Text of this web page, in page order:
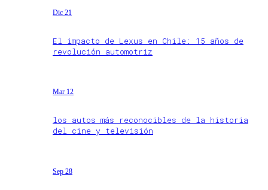
Dic 21
El impacto de Lexus en Chile: 15 años de
revolución automotriz
Mar 12
los autos más reconocibles de la historia
del cine y televisión
Sep 28